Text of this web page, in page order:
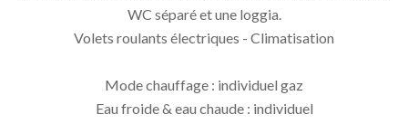
WC séparé et une loggia.
Volets roulants électriques - Climatisation
Mode chauffage : individuel gaz
Eau froide & eau chaude : individuel